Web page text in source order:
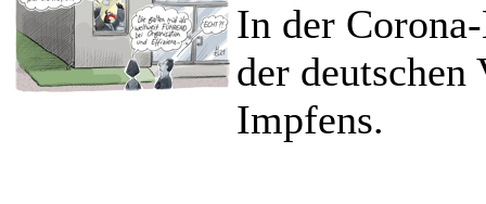
In der
der
Impfens.